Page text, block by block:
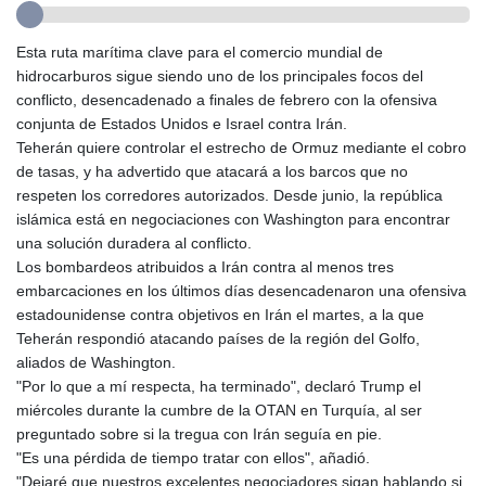
GTQ 8.820142
GYD 241.849406
HKD 9.067746
HNL 31.077375
HRK 7.536622
HTG 151.150865
HUF 363.096405
IDR 20580.370421
ILS 3.468234
IMP 0.859288
INR 109.992259
IQD 1515.115748
IRR
1590322.371805
ISK 142.598215
JMD 183.583315
JOD 0.819746
JPY 182.445186
KES 148.887592
KGS 101.104505
Esta ruta marítima clave para el comercio mundial de
hidrocarburos sigue siendo uno de los principales focos del
conflicto, desencadenado a finales de febrero con la ofensiva
conjunta de Estados Unidos e Israel contra Irán.
Teherán quiere controlar el estrecho de Ormuz mediante el cobro
de tasas, y ha advertido que atacará a los barcos que no
respeten los corredores autorizados. Desde junio, la república
islámica está en negociaciones con Washington para encontrar
una solución duradera al conflicto.
Los bombardeos atribuidos a Irán contra al menos tres
embarcaciones en los últimos días desencadenaron una ofensiva
estadounidense contra objetivos en Irán el martes, a la que
Teherán respondió atacando países de la región del Golfo,
aliados de Washington.
"Por lo que a mí respecta, ha terminado", declaró Trump el
miércoles durante la cumbre de la OTAN en Turquía, al ser
preguntado sobre si la tregua con Irán seguía en pie.
"Es una pérdida de tiempo tratar con ellos", añadió.
"Dejaré que nuestros excelentes negociadores sigan hablando si